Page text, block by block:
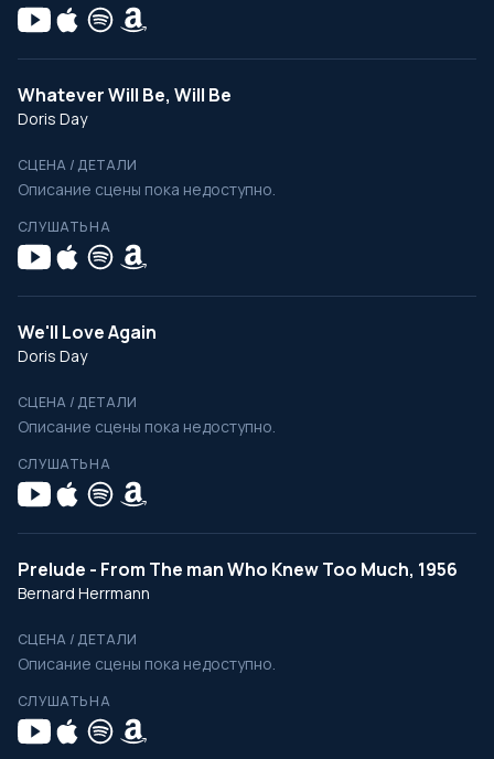
Whatever Will Be, Will Be
Doris Day
СЦЕНА / ДЕТАЛИ
Описание сцены пока недоступно.
СЛУШАТЬ НА
We'll Love Again
Doris Day
СЦЕНА / ДЕТАЛИ
Описание сцены пока недоступно.
СЛУШАТЬ НА
Prelude - From The man Who Knew Too Much, 1956
Bernard Herrmann
СЦЕНА / ДЕТАЛИ
Описание сцены пока недоступно.
СЛУШАТЬ НА